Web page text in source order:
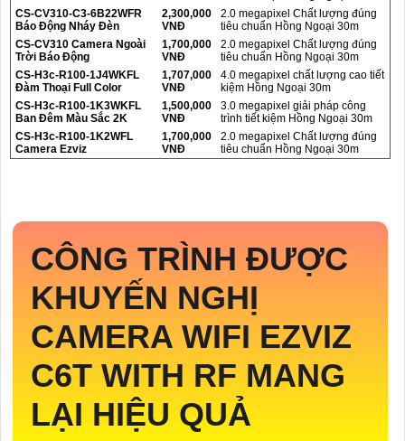
CS-CV310-C3-6B22WFR
Báo Động Nháy Đèn
2,300,000
VNĐ
2.0 megapixel Chất lượng đúng
tiêu chuẩn Hồng Ngoại 30m
CS-CV310 Camera Ngoài
Trời Báo Động
1,700,000
VNĐ
2.0 megapixel Chất lượng đúng
tiêu chuẩn Hồng Ngoại 30m
CS-H3c-R100-1J4WKFL
Đàm Thoại Full Color
1,707,000
VNĐ
4.0 megapixel chất lượng cao tiết
kiệm Hồng Ngoại 30m
CS-H3c-R100-1K3WKFL
Ban Đêm Màu Sắc 2K
1,500,000
VNĐ
3.0 megapixel giải pháp công
trình tiết kiệm Hồng Ngoại 30m
CS-H3c-R100-1K2WFL
Camera Ezviz
1,700,000
VNĐ
2.0 megapixel Chất lượng đúng
tiêu chuẩn Hồng Ngoại 30m
CÔNG TRÌNH ĐƯỢC
KHUYẾN NGHỊ
CAMERA WIFI EZVIZ
C6T WITH RF MANG
LẠI HIỆU QUẢ